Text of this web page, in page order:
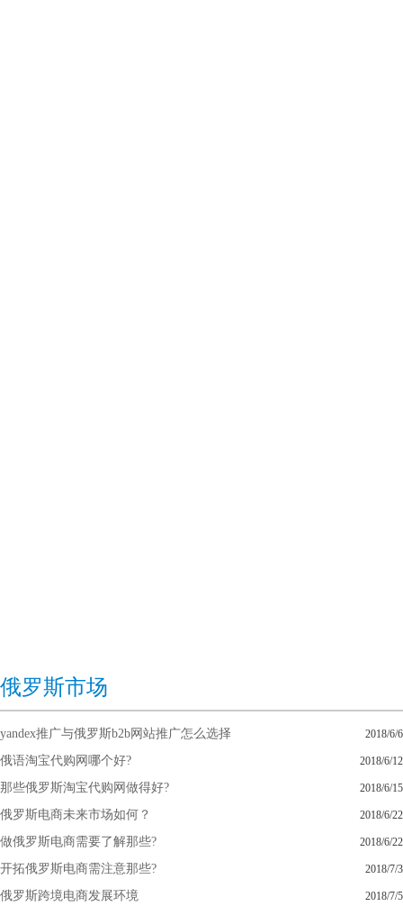
俄罗斯市场
yandex推广与俄罗斯b2b网站推广怎么选择 2018/6/6
俄语淘宝代购网哪个好? 2018/6/12
那些俄罗斯淘宝代购网做得好? 2018/6/15
俄罗斯电商未来市场如何？ 2018/6/22
做俄罗斯电商需要了解那些? 2018/6/22
开拓俄罗斯电商需注意那些? 2018/7/3
俄罗斯跨境电商发展环境 2018/7/5